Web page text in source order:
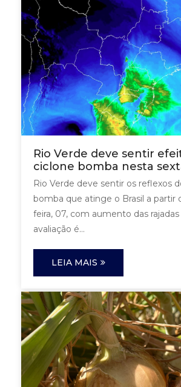
Rio Verde deve sentir
ciclone bomba nesta
Rio Verde deve sentir os reflexos
bomba que atinge o Brasil a partir
feira, 07, com aumento das
avaliação é...
LEIA MAIS